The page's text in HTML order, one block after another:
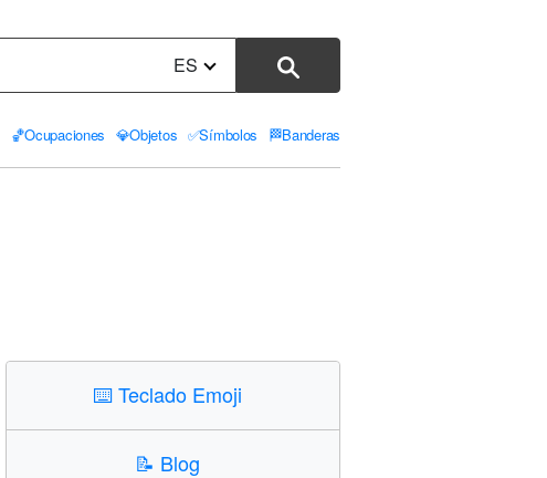
ES
🏀Ocupaciones 💎Objetos ✅Símbolos 🏁Banderas
⌨️Teclado Emoji
📝 Blog